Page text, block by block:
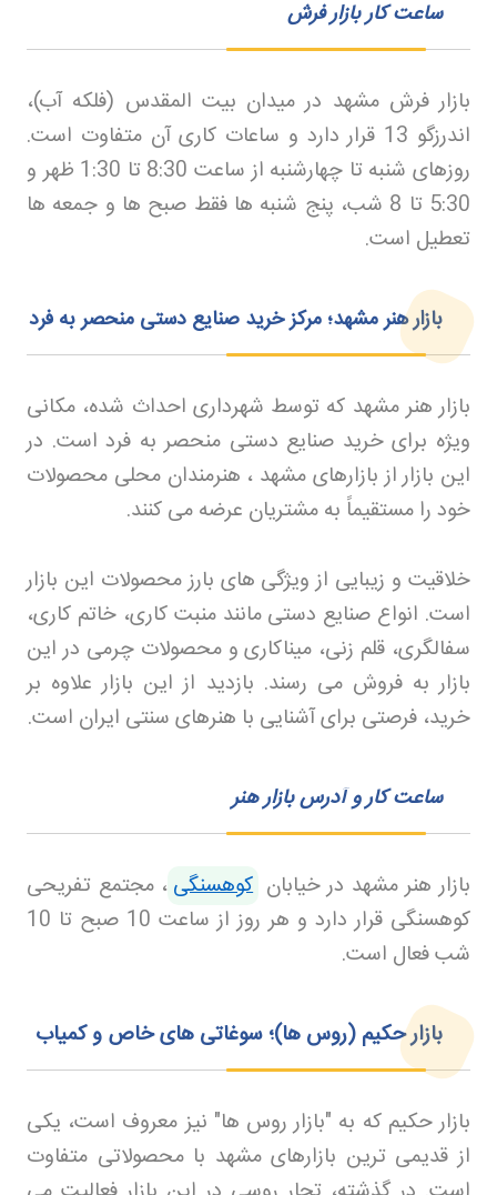
ساعت کار بازار فرش
بازار فرش مشهد در میدان بیت المقدس (فلکه آب)،
اندرزگو 13 قرار دارد و ساعات کاری آن متفاوت است.
روزهای شنبه تا چهارشنبه از ساعت 8:30 تا 1:30 ظهر و
5:30 تا 8 شب، پنج شنبه ها فقط صبح ها و جمعه ها
تعطیل است.
بازار هنر مشهد؛ مرکز خرید صنایع دستی منحصر به فرد
بازار هنر مشهد که توسط شهرداری احداث شده، مکانی
ویژه برای خرید صنایع دستی منحصر به فرد است. در
این بازار از بازارهای مشهد ، هنرمندان محلی محصولات
خود را مستقیماً به مشتریان عرضه می کنند.
خلاقیت و زیبایی از ویژگی های بارز محصولات این بازار
است. انواع صنایع دستی مانند منبت کاری، خاتم کاری،
سفالگری، قلم زنی، میناکاری و محصولات چرمی در این
بازار به فروش می رسند. بازدید از این بازار علاوه بر
خرید، فرصتی برای آشنایی با هنرهای سنتی ایران است.
ساعت کار و آدرس بازار هنر
بازار هنر مشهد در خیابان کوهسنگی، مجتمع تفریحی
کوهسنگی قرار دارد و هر روز از ساعت 10 صبح تا 10
شب فعال است.
بازار حکیم (روس ها)؛ سوغاتی های خاص و کمیاب
بازار حکیم که به "بازار روس ها" نیز معروف است، یکی
از قدیمی ترین بازارهای مشهد با محصولاتی متفاوت